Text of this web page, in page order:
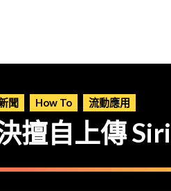
聞 How To 流動應用
擅自上傳